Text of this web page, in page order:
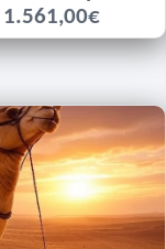
1.561,00€